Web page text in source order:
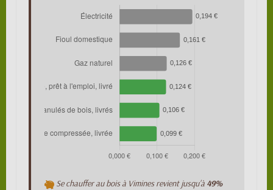
Se chauffer au bois à Vimines revient jusqu'à 49%